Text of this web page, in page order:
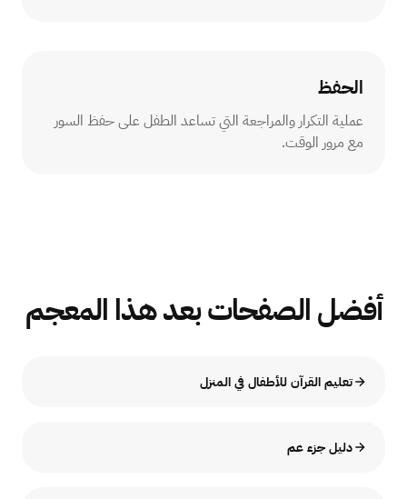
الحفظ
عملية التكرار والمراجعة التي تساعد الطفل على حفظ السور
مع مرور الوقت.
أفضل الصفحات بعد هذا المعجم
تعليم القرآن للأطفال في المنزل
دليل جزء عم